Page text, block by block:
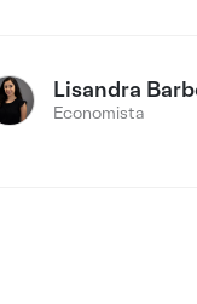
Lisandra
Economista